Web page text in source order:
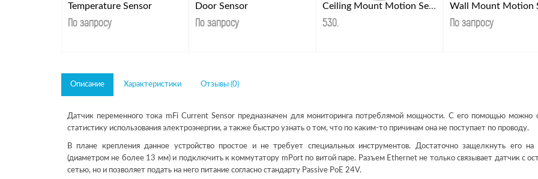
Temperature Sensor
По запросу
Door Sensor
По запросу
Ceiling Mount Motion Sensor
530.
По запросу
Описание Характеристики Отзывы (0)
Датчик переменного тока mFi Current Sensor предназначен для мониторинга потреблямой мощности. С его помощью можно
статистику использования электроэнергии, а также быстро узнать о том, что по каким-то причинам она не поступает по проводу.
В плане крепления данное устройство простое и не требует специальных инструментов. Достаточно защелкнуть его на
(диаметром не более 13 мм) и подключить к коммутатору mPort по витой паре. Разъем Ethernet не только связывает датчик с
сетью, но и позволяет подать на него питание согласно стандарту Passive PoE 24V.